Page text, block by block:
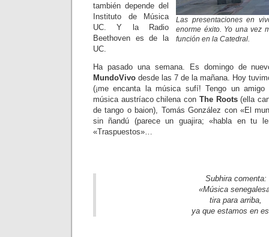
Las presentaciones en
enorme éxito. Yo una vez
función en la Catedral.
también depende del
Instituto de Música
UC. Y la Radio
Beethoven es de la
UC.
Ha pasado una semana. Es domingo de
MundoVivo desde las 7 de la mañana. Hoy
(¡me encanta la música sufí! Tengo un
música austríaco chilena con The Roots(ella
de tango o baion), Tomás González con «El
sin ñandú (parece un guajira; «habla en tu
«Traspuestos»…
Subhira comenta:
«Música
tira para arriba,
ya que estamos en